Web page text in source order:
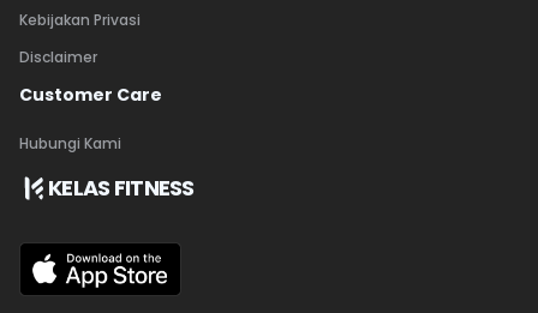
Kebijakan Privasi
Disclaimer
Customer Care
Hubungi Kami
KELAS FITNESS